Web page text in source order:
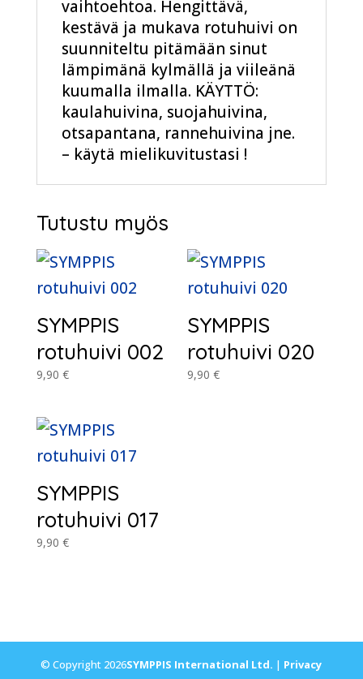
vaihtoehtoa. Hengittävä,
kestävä ja mukava rotuhuivi on
suunniteltu pitämään sinut
lämpimänä kylmällä ja viileänä
kuumalla ilmalla. KÄYTTÖ:
kaulahuivina, suojahuivina,
otsapantana, rannehuivina jne.
– käytä mielikuvitustasi !
Tutustu myös
SYMPPIS
rotuhuivi 002
9,90 €
SYMPPIS
rotuhuivi 020
9,90€
SYMPPIS
rotuhuivi 017
9,90 €
© Copyright 2026SYMPPIS International Ltd. | Privacy